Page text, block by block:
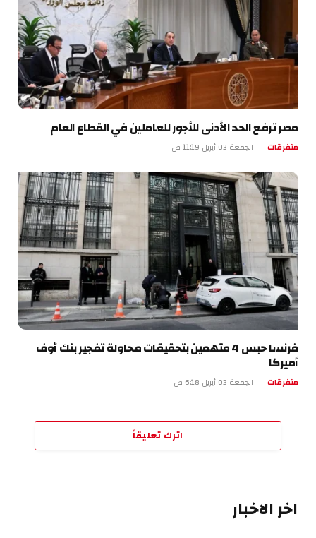
مصر ترفع الحد الأدنى للأجور للعاملين في القطاع العام
متفرقات الجمعة 03 أبريل 11:19 ص
فرنسا حبس 4 متهمين بتحقيقات محاولة تفجير بنك أوف
أميركا
متفرقات الجمعة 03 أبريل 6:18 ص
اترك تعليقاً
اخر الاخبار